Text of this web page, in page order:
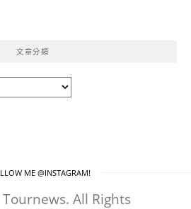
文章分類
ME @INSTAGRAM!
All Rights